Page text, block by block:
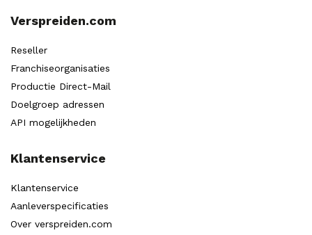
Verspreiden.com
Reseller
Franchiseorganisaties
Productie Direct-Mail
Doelgroep adressen
API mogelijkheden
Klantenservice
Klantenservice
Aanleverspecificaties
Over verspreiden.com